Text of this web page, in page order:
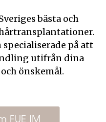
bästa och
specialiserade på att
utifrån dina
önskemål.
FUE IM